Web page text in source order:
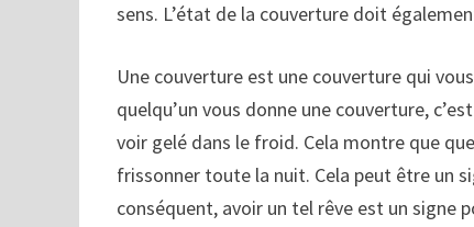
sens. L’état de la couverture doit
Une couverture est une couverture qui
quelqu’un vous donne une couverture,
voir gelé dans le froid. Cela montre que
frissonner toute la nuit. Cela peut être un
conséquent, avoir un tel rêve est un signe